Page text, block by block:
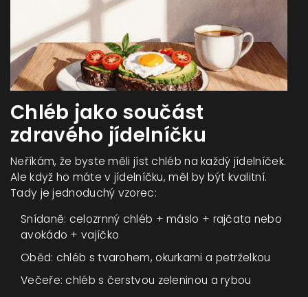
Chléb jako součást
zdravého jídelníčku
Neříkám, že byste měli jíst chléb na každý jídelníček.
Ale když ho máte v jídelníčku, měl by být kvalitní.
Tady je jednoduchý vzorec:
Snídaně: celozrnný chléb + máslo + rajčata nebo
avokádo + vajíčko
Oběd: chléb s tvarohem, okurkami a petrželkou
Večeře: chléb s čerstvou zeleninou a rybou